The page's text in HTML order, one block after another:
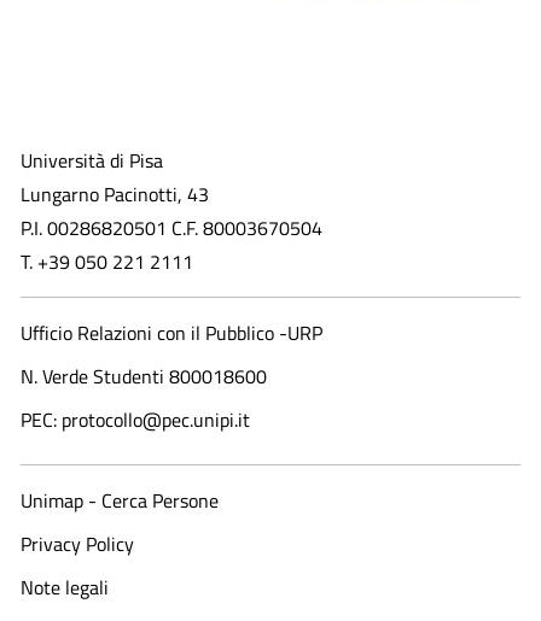
Università di Pisa
Lungarno Pacinotti, 43
P.I. 00286820501 C.F. 80003670504
T. +39 050 221 2111
Ufficio Relazioni con il Pubblico -URP
N. Verde Studenti 800018600​
PEC: protocollo@pec.unipi.it
Unimap - Cerca Persone
Privacy Policy
Note legali